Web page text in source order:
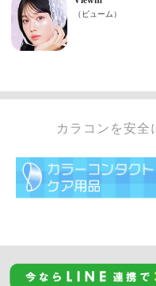
カラコンを安全